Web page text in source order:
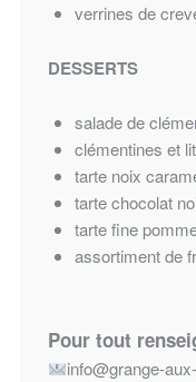
verrines de
DESSERTS
salade de
clémentines et
tarte noix
tarte chocolat
tarte fine
assortiment de
Pour tout
info@grange-